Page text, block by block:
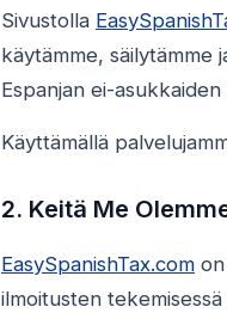
Sivustolla
käytämme, säilytämme
Espanjan ei-
Käyttämällä
2. Keitä Me
EasySpanishTax.com
ilmoitusten